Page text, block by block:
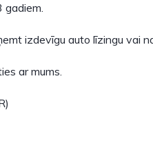
gadiem.
izdevīgu auto līzingu vai
ar mums.